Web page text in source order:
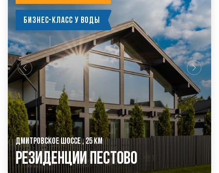
Бизнес-класс у воды
ДМИТРОВСКОЕ ШОССЕ , 25 КМ
РЕЗИДЕНЦИИ ПЕСТОВО